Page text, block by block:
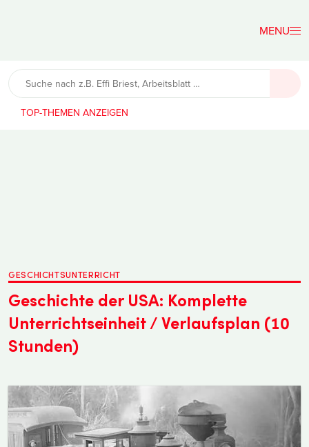
Lehrerfreund
TOP-THEMEN
GESCHICHTSUNTERRICHT
Geschichte der USA: Komplette
Unterrichtseinheit / Verlaufsplan (10
Stunden)